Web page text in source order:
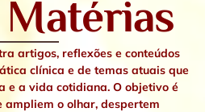
artigos, reflexões e conteúdos
clínica e de temas atuais que
e a vida cotidiana. O objetivo é
ampliem o olhar, despertem